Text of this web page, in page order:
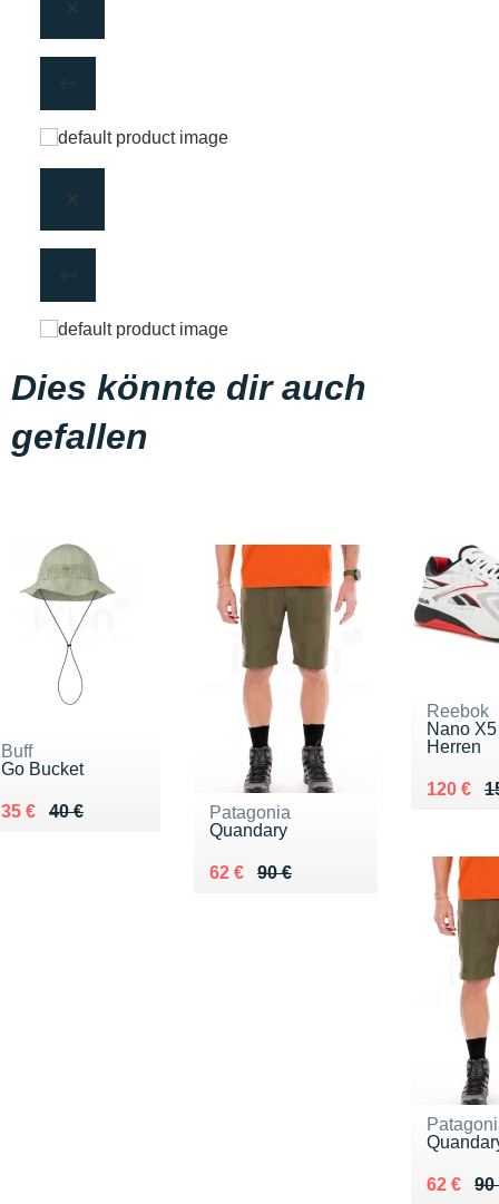
Dies könnte dir auch
gefallen
Buff
Go Bucket
40 €
Au lieu de 40 €
35 €
Vendu 35 €
Patagonia
Quandary
90 €
Au lieu de 90 €
62 €
Vendu 62 €
Reebok
Nano
Herren
Au lieu
120 €
Vendu
90
Au lieu
62 €
Vendu